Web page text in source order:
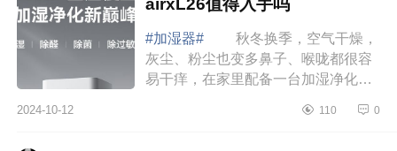
airxL26值得入手吗
#加湿器#
秋冬换季，空气干燥，
灰尘、粉尘也变多鼻子、喉咙都很容
易干痒，在家里配备一台加湿净化一
2024-10-12 110 0